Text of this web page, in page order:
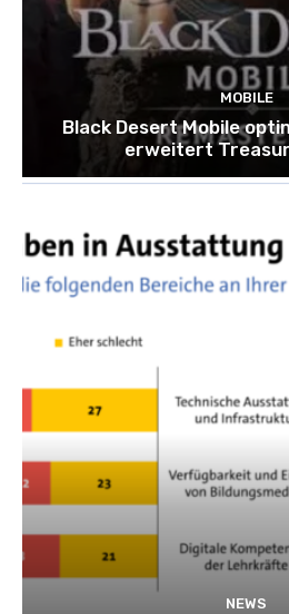
MOBILE
Black Desert Mobile
erweitert
NEWS